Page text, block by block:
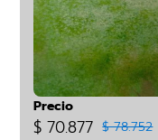
Precio
$ 70.877 $ 78.752